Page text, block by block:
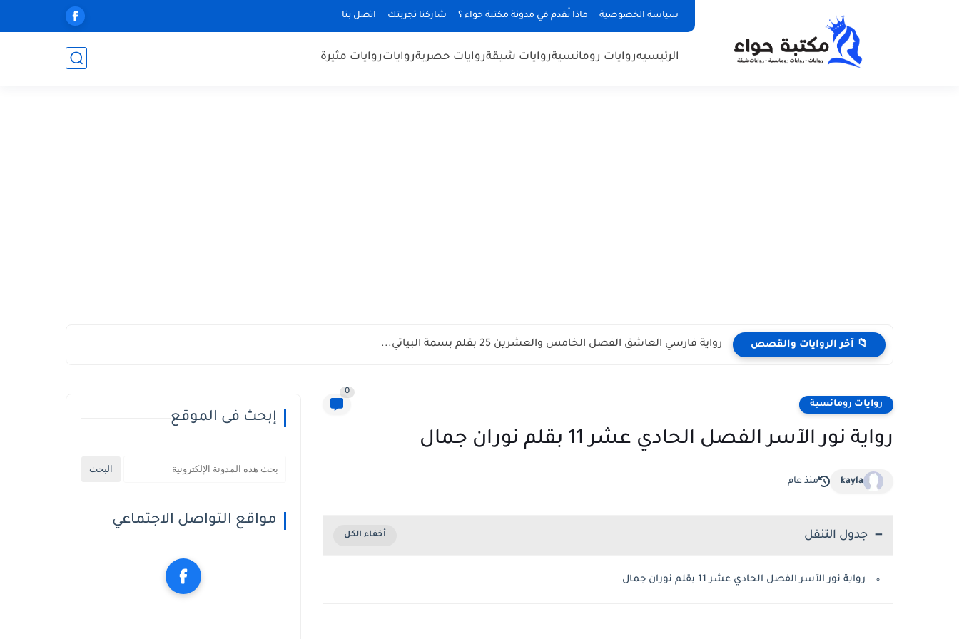
سياسة الخصوصية ماذا نُقدم في مدونة مكتبة حواء ؟ شاركنا تجربتك اتصل بنا
الرئيسيهروايات رومانسيةروايات شيقةروايات حصريةرواياتروايات مثيرة
📁 آخر الروايات والقصص رواية فارسي العاشق الفصل الخامس والعشرين 25 بقلم بسمة البياتي...
روايات رومانسية
0
رواية نور الآسر الفصل الحادي عشر 11 بقلم نوران جمال
kayla منذ عام
جدول التنقل
رواية نور الآسر الفصل الحادي عشر 11 بقلم نوران جمال
إبحث فى الموقع
مواقع التواصل الاجتماعي